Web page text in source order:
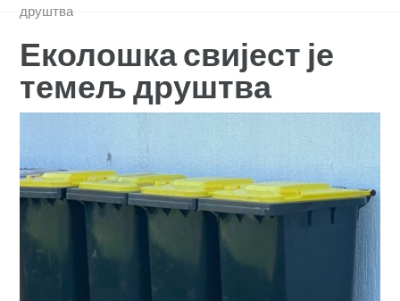
друштва
Еколошка свијест је
темељ друштва